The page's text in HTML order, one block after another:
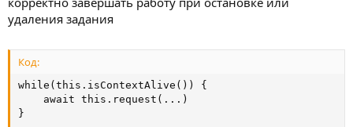
удаления задания
Код:
while(this.isContextAlive()) {
    await this.request(...)
}